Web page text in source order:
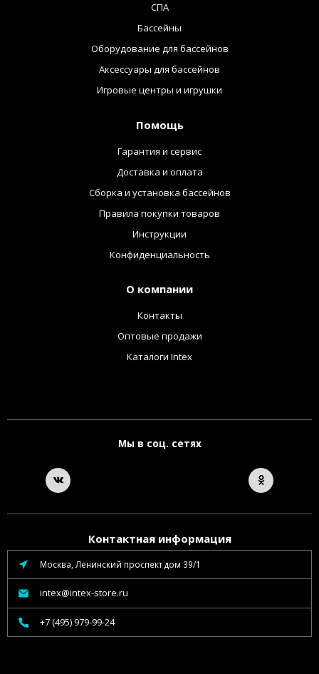
СПА
Бассейны
Оборудование для бассейнов
Аксессуары для бассейнов
Игровые центры и игрушки
Помощь
Гарантия и сервис
Доставка и оплата
Сборка и установка бассейнов
Правила покупки товаров
Инструкции
Конфиденциальность
О компании
Контакты
Оптовые продажи
Каталоги Intex
Мы в соц. сетях
Контактная информация
Москва, Ленинский проспект дом 39/1
intex@intex-store.ru
+7 (495) 979-99-24